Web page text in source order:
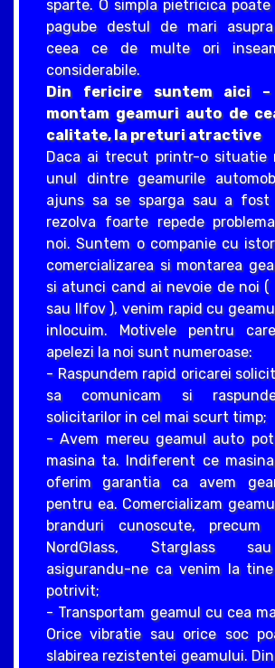
sparte. O simpla pietricica poate
pagube destul de mari asupra
ceea ce de multe ori
considerabile.
Din fericire suntem aici
montam geamuri auto de
calitate, la preturi atractive
Daca ai trecut printr-o situatie
unul dintre geamurile
ajuns sa se sparga sau a fost
rezolva foarte repede
noi. Suntem o companie cu
comercializarea si montarea
si atunci cand ai nevoie de noi
sau Ilfov ), venim rapid cu
inlocuim. Motivele pentru
apelezi la noi sunt numeroase:
- Raspundem rapid oricarei
sa comunicam si
solicitarilor in cel mai scurt timp;
- Avem mereu geamul auto
masina ta. Indiferent ce
oferim garantia ca avem
pentru ea. Comercializam
branduri cunoscute, precum
NordGlass, Starglass
asigurandu-ne ca venim la
potrivit;
- Transportam geamul cu cea
Orice vibratie sau orice soc
slabirea rezistentei geamului.